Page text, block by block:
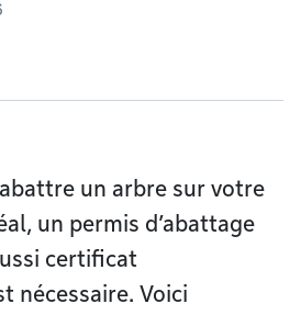
un arbre sur votre
un permis d’abattage
certificat
nécessaire. Voici